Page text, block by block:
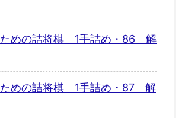
ための詰将棋 1手詰め・86 解
ための詰将棋 1手詰め・87 解